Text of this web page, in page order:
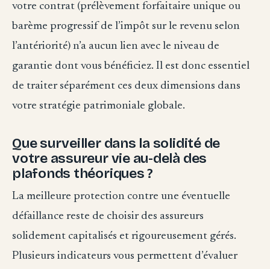
votre contrat (prélèvement forfaitaire unique ou
barème progressif de l’impôt sur le revenu selon
l’antériorité) n’a aucun lien avec le niveau de
garantie dont vous bénéficiez. Il est donc essentiel
de traiter séparément ces deux dimensions dans
votre stratégie patrimoniale globale.
Que surveiller dans la solidité de
votre assureur vie au-delà des
plafonds théoriques ?
La meilleure protection contre une éventuelle
défaillance reste de choisir des assureurs
solidement capitalisés et rigoureusement gérés.
Plusieurs indicateurs vous permettent d’évaluer